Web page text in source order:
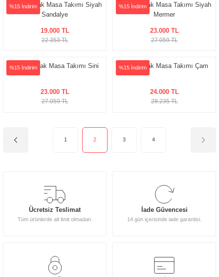
%15 İndirim
Sofia Mutfak Masa Takımı Siyah
Sandalye
19.000 TL
22.353 TL
%15 İndirim
Sofia Mutfak Masa Takımı Siyah
Mermer
23.000 TL
27.059 TL
%15 İndirim
Sofia Mutfak Masa Takımı Sini
23.000 TL
27.059 TL
%15 İndirim
Kurt Mutfak Masa Takımı Çam
24.000 TL
28.235 TL
1 2 3 4
Ücretsiz Teslimat
Tüm ürünlerde alt limit olmadan.
İade Güvencesi
14 gün içerisinde iade garantisi.